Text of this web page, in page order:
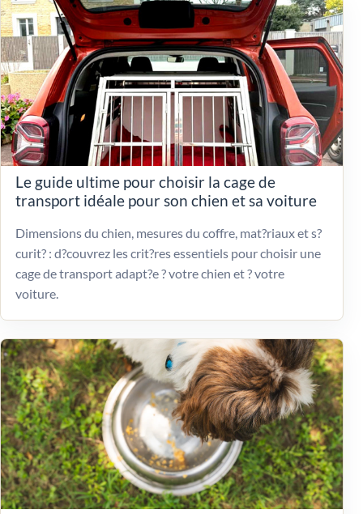
Le guide ultime pour choisir la cage de
transport idéale pour son chien et sa voiture
Dimensions du chien, mesures du coffre, mat?riaux et s?
curit? : d?couvrez les crit?res essentiels pour choisir une
cage de transport adapt?e ? votre chien et ? votre
voiture.